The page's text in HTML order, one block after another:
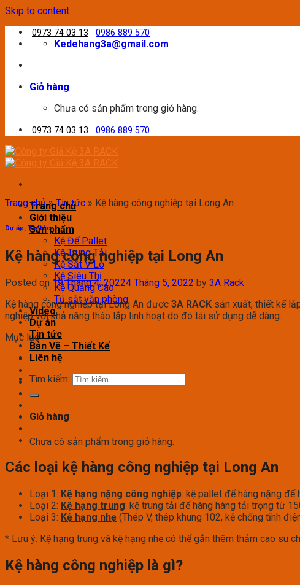
Skip to content
0973 74 03 13 0986 889 570
Kedehang3a@gmail.com
Giỏ hàng
Chưa có sản phẩm trong giỏ hàng.
0973 74 03 13 0986 889 570
Trang chủ
Giới thiệu
Sản phẩm
Kệ Để Pallet
Kệ Trung Tải
Kệ Sắt V Lỗ
Kệ Siêu Thị
Kệ Quảng Cáo
Tủ sắt văn phòng
Video
Dự án
Tin tức
Bản Vẽ – Thiết Kế
Liên hệ
Tìm kiếm:
Giỏ hàng
Chưa có sản phẩm trong giỏ hàng.
Trang chủ»Tin tức » Kệ hàng công nghiệp tại Long An
Dự án, Tin tức
Kệ hàng công nghiệp tại Long An
Posted on 19 Tháng 4, 20224 Tháng 5, 2022 by 3A Rack
Kệ hàng công nghiệp tại Long An được 3A RACK sản xuất, thiết kế
nghiệp với khả năng tháo lắp linh hoạt do đó tái sử dụng dễ dàng.
Mục lục
Các loại kệ hàng công nghiệp tại Long An
Loại 1: Kệ hạng nặng công nghiệp: kệ pallet để hàng nặng
Loại 2: Kệ hạng trung: kệ trung tải để hàng hàng tải trọng từ
Loại 3: Kệ hạng nhẹ (Thép V, thép khung 102, kệ chống tĩnh
* Lưu ý: Kệ hạng trung và kệ hạng nhẹ có thể gắn thêm thảm cao su
Kệ hàng công nghiệp là gì?